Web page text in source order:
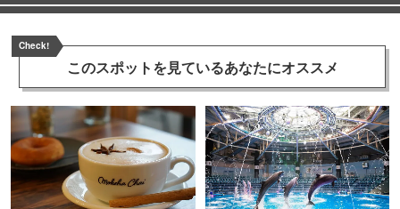
Check!
このスポットを見ているあなたにオススメ